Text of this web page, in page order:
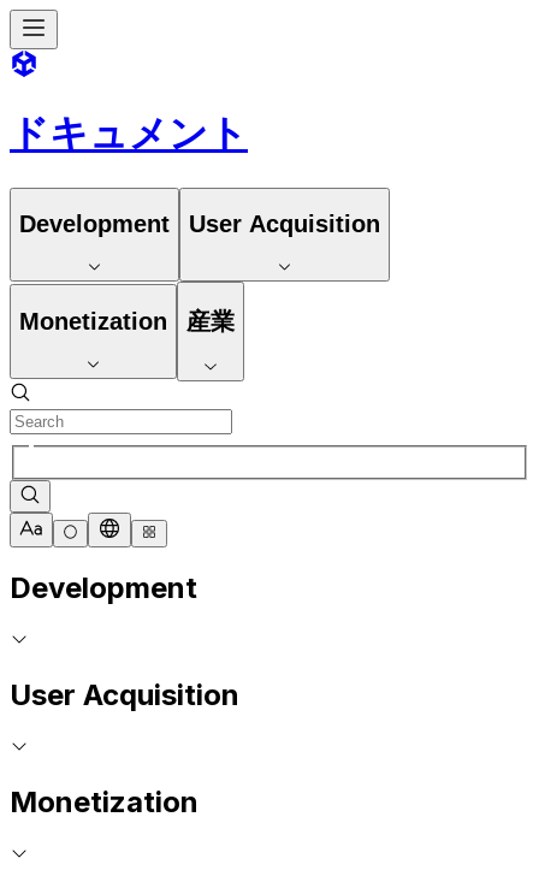
ドキュメント
Development User Acquisition
Monetization 産業
Development
User Acquisition
Monetization